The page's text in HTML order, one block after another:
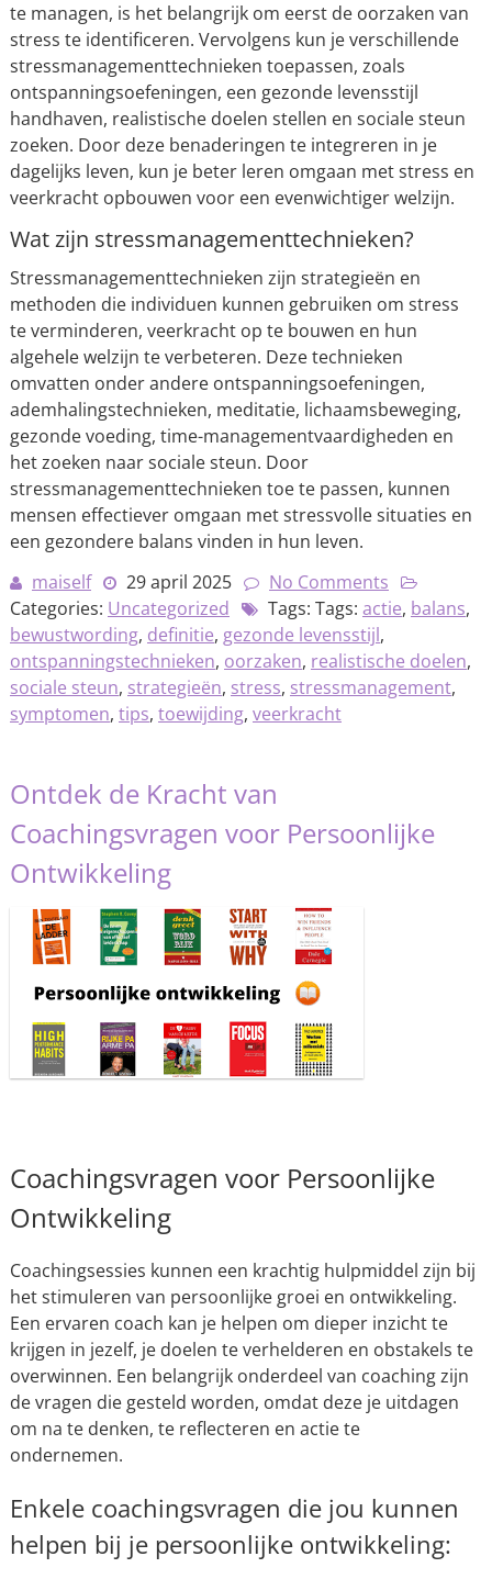
te managen, is het belangrijk om eerst de oorzaken van
stress te identificeren. Vervolgens kun je verschillende
stressmanagementtechnieken toepassen, zoals
ontspanningsoefeningen, een gezonde levensstijl
handhaven, realistische doelen stellen en sociale steun
zoeken. Door deze benaderingen te integreren in je
dagelijks leven, kun je beter leren omgaan met stress en
veerkracht opbouwen voor een evenwichtiger welzijn.
Wat zijn stressmanagementtechnieken?
Stressmanagementtechnieken zijn strategieën en
methoden die individuen kunnen gebruiken om stress
te verminderen, veerkracht op te bouwen en hun
algehele welzijn te verbeteren. Deze technieken
omvatten onder andere ontspanningsoefeningen,
ademhalingstechnieken, meditatie, lichaamsbeweging,
gezonde voeding, time-managementvaardigheden en
het zoeken naar sociale steun. Door
stressmanagementtechnieken toe te passen, kunnen
mensen effectiever omgaan met stressvolle situaties en
een gezondere balans vinden in hun leven.
maiself
29 april 2025
No Comments
Categories: Uncategorized Tags: Tags: actie, balans,
bewustwording, definitie, gezonde levensstijl,
ontspanningstechnieken, oorzaken, realistische doelen,
sociale steun, strategieën, stress, stressmanagement,
symptomen, tips, toewijding, veerkracht
Ontdek de Kracht van
Coachingsvragen voor Persoonlijke
Ontwikkeling
Coachingsvragen voor Persoonlijke
Ontwikkeling
Coachingsessies kunnen een krachtig hulpmiddel zijn bij
het stimuleren van persoonlijke groei en ontwikkeling.
Een ervaren coach kan je helpen om dieper inzicht te
krijgen in jezelf, je doelen te verhelderen en obstakels te
overwinnen. Een belangrijk onderdeel van coaching zijn
de vragen die gesteld worden, omdat deze je uitdagen
om na te denken, te reflecteren en actie te
ondernemen.
Enkele coachingsvragen die jou kunnen
helpen bij je persoonlijke ontwikkeling: